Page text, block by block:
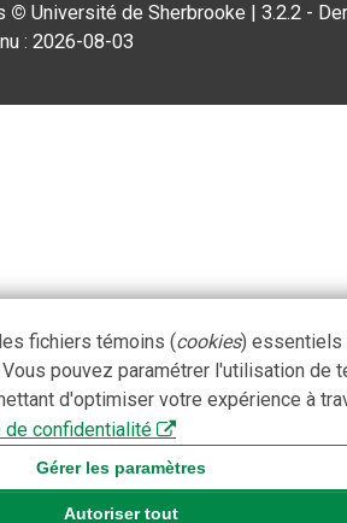
© Université de Sherbrooke |3.2.2 -
:2026-08-03
fichiers témoins (cookies) essentiels
pouvez paramétrer l'utilisation de
d'optimiser votre expérience à
de confidentialité
Gérer les paramètres
Autoriser tout